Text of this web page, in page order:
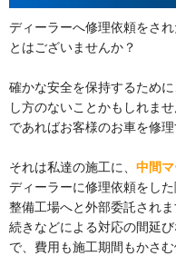
ディーラーへ修理依頼をさ
とはございませんか？
確かな安全を保持するため
し方のないことかもしれま
であればお客様のお車を修理
それは私達の施工に、 中間
ディーラーに修理依頼をし
整備工場へと外部委託され
続きなどによる対応の間延
で、費用も施工期間もかさむ